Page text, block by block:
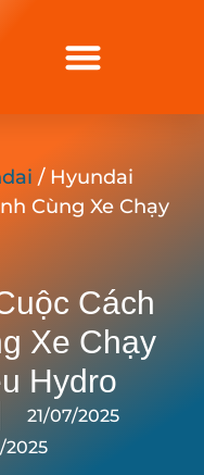
/ Hyundai
Cùng Xe Chạy
Cách
Xe Chạy
Hydro
21/07/2025
2025